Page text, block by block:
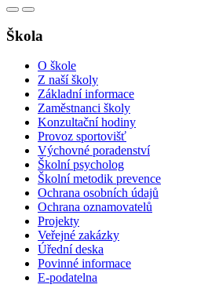
Škola
O škole
Z naší školy
Základní informace
Zaměstnanci školy
Konzultační hodiny
Provoz sportovišť
Výchovné poradenství
Školní psycholog
Školní metodik prevence
Ochrana osobních údajů
Ochrana oznamovatelů
Projekty
Veřejné zakázky
Úřední deska
Povinné informace
E-podatelna